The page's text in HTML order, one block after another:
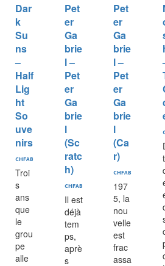
Dar
k
Su
ns
–
Half
Lig
ht
So
uve
nirs
CHFAB
Troi
s
ans
que
le
grou
pe
alle
Pet
er
Ga
brie
l –
Pet
er
Ga
brie
l
(Sc
ratc
h)
CHFAB
Il est
déjà
tem
ps,
aprè
s
Pet
er
Ga
brie
l –
Pet
er
Ga
brie
l
(Ca
r)
CHFAB
197
5, la
nou
velle
est
frac
assa